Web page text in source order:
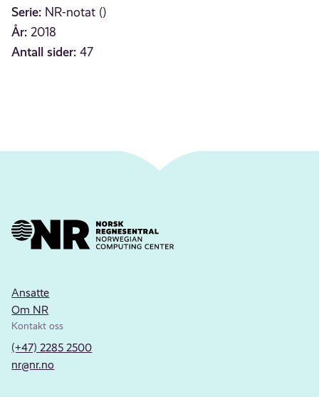
Serie: NR-notat ()
År: 2018
Antall sider: 47
Ansatte
Om NR
Kontakt oss
(+47) 2285 2500
nr@nr.no